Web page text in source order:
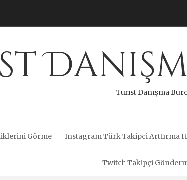
Turist Danışma
Görme Instagram Türk Takipçi Arttırma
Twitch Takipçi